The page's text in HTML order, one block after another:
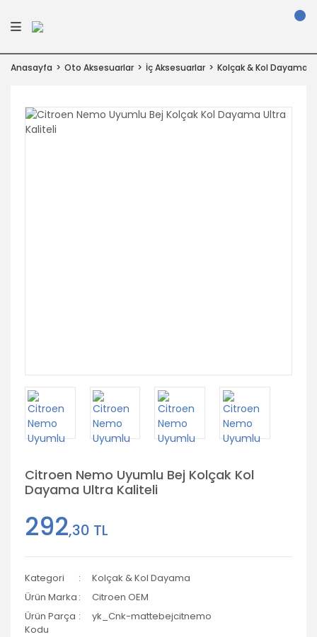
Anasayfa Oto Aksesuarlar İç Aksesuarlar Kolçak & Kol Dayama
Citroen Nemo Uyumlu Bej Kolçak Kol
Dayama Ultra Kaliteli
292,30 TL
Kategori
Kolçak & Kol Dayama
Ürün Marka
Citroen OEM
Ürün Parça
Kodu
yk_Cnk-mattebejcitnemo